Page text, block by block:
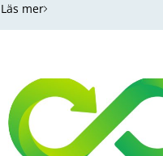
Läs mer